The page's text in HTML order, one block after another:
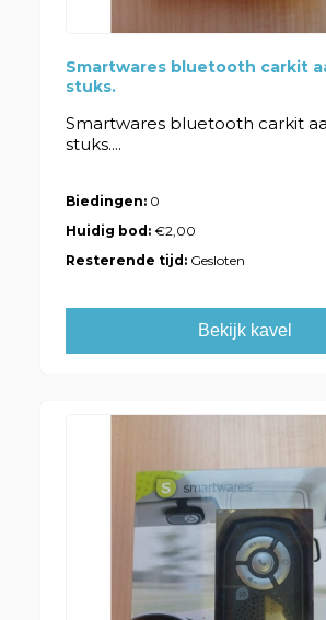
Smartwares bluetooth carkit
stuks.
Smartwares bluetooth carkit
stuks....
Biedingen: 0
Huidig bod:€2,00
Resterende tijd: Gesloten
Bekijk kavel